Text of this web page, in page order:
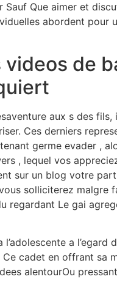
Sauf Que aimer et
abordent pour
videos de
aux s des fils,
Ces derniers
germe evader ,
, lequel vos
sur un blog votre
solliciterez malgre
regardant Le gai
l’adolescente a l’egard
cadet en offrant sa
alentourOu